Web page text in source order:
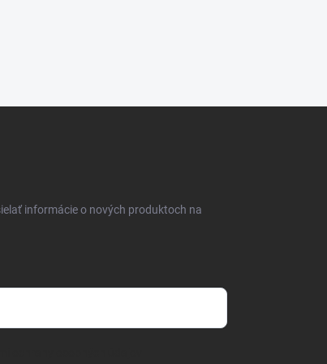
informácie o nových produktoch na